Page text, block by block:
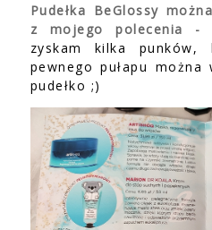
Pudełka BeGlossy
z mojego polecenia -
zyskam kilka punków,
pewnego pułapu
pudełko ;)